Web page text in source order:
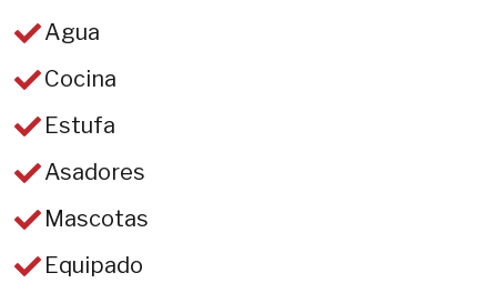
Agua
Cocina
Estufa
Asadores
Mascotas
Equipado